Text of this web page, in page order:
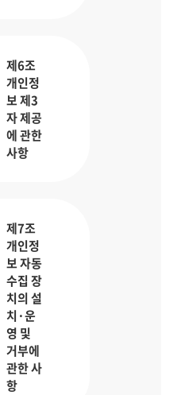
제6조
개인정
보 제3
자 제공
에 관한
사항
제7조
개인정
보 자동
수집 장
치의 설
치·운
영 및
거부에
관한 사
항